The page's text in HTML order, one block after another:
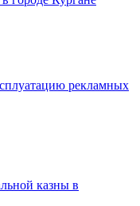
рекламных
казны в